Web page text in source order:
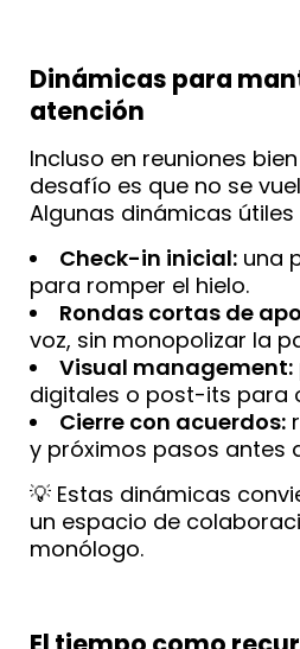
Dinámicas para
atención
Incluso en reuniones
desafío es que no se
Algunas dinámicas útiles
Check-in inicial:una
para romper el hielo.
Rondas cortas de
voz, sin monopolizar la
Visual management:
digitales o post-its para
Cierre con acuerdos:
y próximos pasos antes
💡 Estas dinámicas
un espacio de
monólogo.